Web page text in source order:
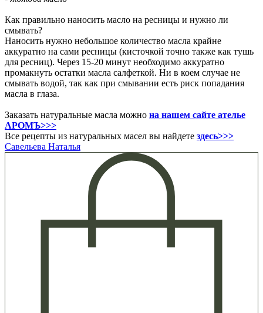
Как правильно наносить масло на ресницы и нужно ли
смывать?
Наносить нужно небольшое количество масла крайне
аккуратно на сами ресницы (кисточкой точно также как тушь
для ресниц). Через 15-20 минут необходимо аккуратно
промакнуть остатки масла салфеткой. Ни в коем случае не
смывать водой, так как при смывании есть риск попадания
масла в глаза.
Заказать натуральные масла можно на нашем сайте ателье
АРОМЪ>>>
Все рецепты из натуральных масел вы найдете здесь>>>
Савельева Наталья